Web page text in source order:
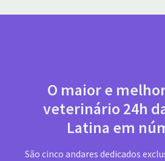
O maior e
veterinário 24h
Latina em
São cinco andares dedicados